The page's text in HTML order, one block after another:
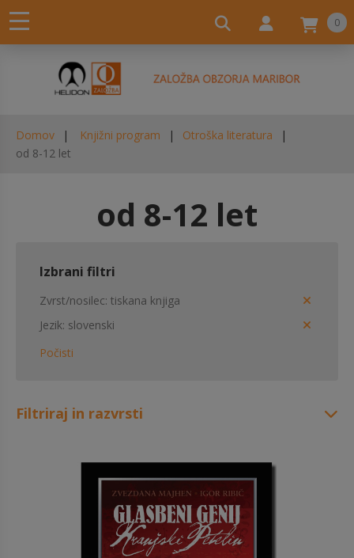
0
Domov Knjižni program
Otroška literatura
od 8-12 let
od 8-12 let
Izbrani filtri
Zvrst/nosilec tiskana knjiga
Jezik slovenski
Počisti
Filtriraj in razvrsti